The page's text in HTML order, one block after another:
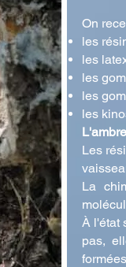
On
les
les
les
les
les
Les
La
À l'état
pas,